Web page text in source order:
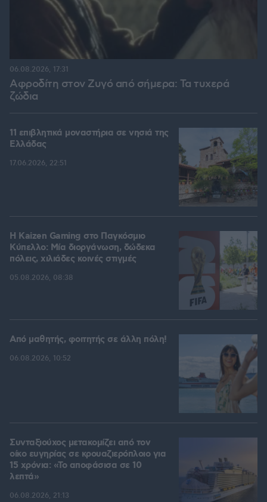
Αφροδίτη στον Ζυγό από σήμερα: Τα τυχερά
ζώδια
06.08.2026, 17:31
11 επιβλητικά μοναστήρια σε νησιά της
Ελλάδας
17.06.2026, 22:51
H Kaizen Gaming στο Παγκόσμιο
Kύπελλο: Μία διοργάνωση, δώδεκα
πόλεις, χιλιάδες κοινές στιγμές
05.08.2026, 08:38
Από μαθητής, φοιτητής σε άλλη πόλη!
06.08.2026, 10:52
Συνταξιούχος μετακομίζει από τον
οίκο ευγηρίας σε κρουαζιερόπλοιο για
15 χρόνια: «Το αποφάσισα σε 10
λεπτά»
06.08.2026, 21:13